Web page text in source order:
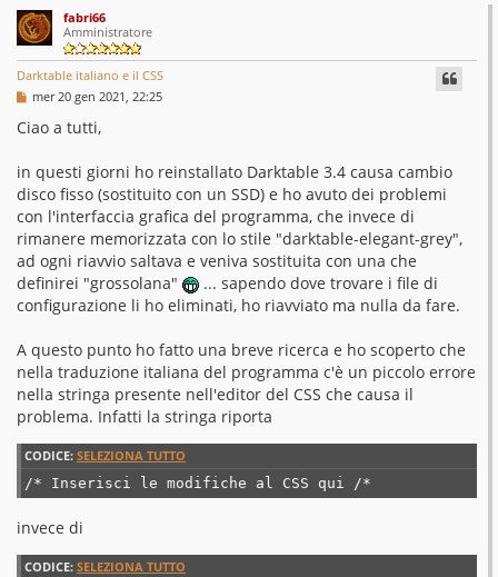
fabri66
Amministratore
Darktable italiano e il CSS
M
s
s
g
g
i
o
mer 20 gen 2021, 22:25
Ciao a tutti,
in questi giorni ho reinstallato Darktable 3.4 causa cambio
disco fisso (sostituito con un SSD) e ho avuto dei problemi
con l'interfaccia grafica del programma, che invece di
rimanere memorizzata con lo stile "darktable-elegant-grey",
ad ogni riavvio saltava e veniva sostituita con una che
definirei "grossolana"
... sapendo dove trovare i file di
configurazione li ho eliminati, ho riavviato ma nulla da fare.
A questo punto ho fatto una breve ricerca e ho scoperto che
nella traduzione italiana del programma c'è un piccolo errore
nella stringa presente nell'editor del CSS che causa il
problema. Infatti la stringa riporta
CODICE: SELEZIONA TUTTO
/* Inserisci le modifiche al CSS qui /*
invece di
CODICE: SELEZIONA TUTTO